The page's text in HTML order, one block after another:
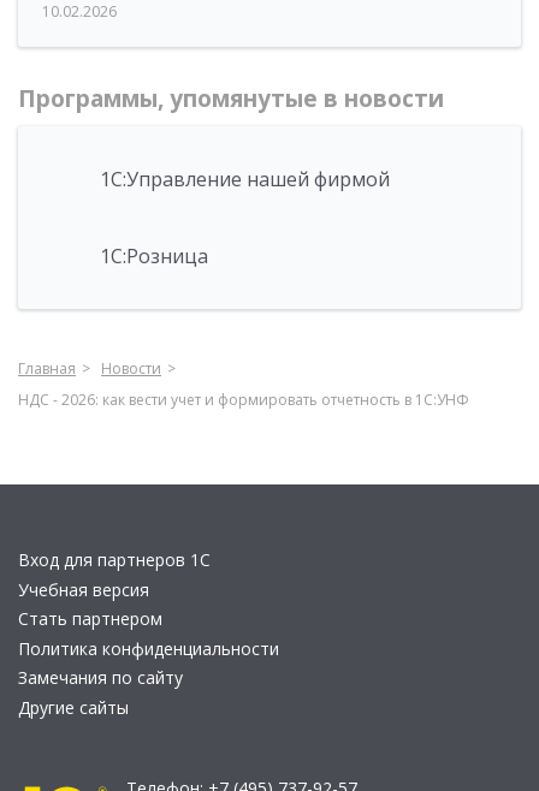
10.02.2026
Программы, упомянутые в новости
1С:Управление нашей фирмой
1С:Розница
Главная
Новости
НДС - 2026: как вести учет и формировать отчетность в 1С:УНФ
Вход для партнеров 1С
Учебная версия
Стать партнером
Политика конфиденциальности
Замечания по сайту
Другие сайты